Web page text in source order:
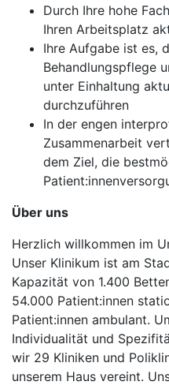
Durch Ihre hohe
Ihren Arbeitsplatz
Ihre Aufgabe ist es,
Behandlungspflege
unter Einhaltung
durchzuführen
In der engen
Zusammenarbeit
dem Ziel, die
Über uns
Herzlich willkommen im
Unser Klinikum ist am
Kapazität von 1.400
54.000 Patient:innen
Patient:innen ambulant.
Individualität und
wir 29 Kliniken und
unserem Haus vereint.